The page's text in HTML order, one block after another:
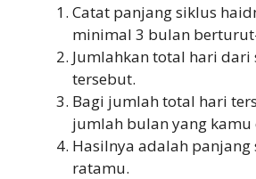
Catat panjang siklus
minimal 3 bulan
Jumlahkan total hari dari
tersebut.
Bagi jumlah total hari
jumlah bulan yang kamu
Hasilnya adalah panjang
ratamu.